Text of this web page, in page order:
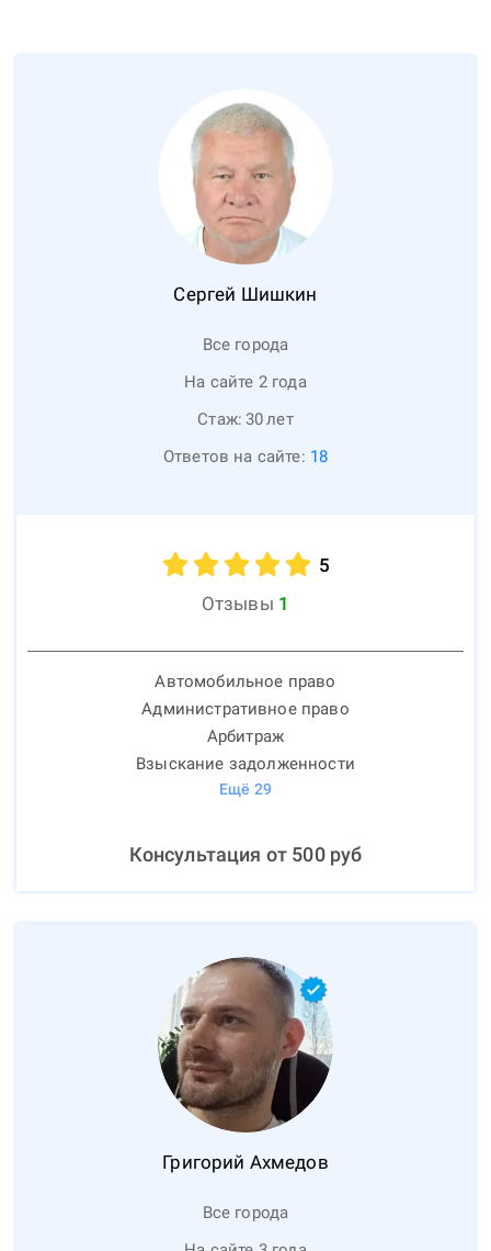
Сергей Шишкин
Все города
На сайте 2 года
Стаж: 30лет
Ответов на сайте: 18
5
Отзывы 1
Автомобильное право
Административное право
Арбитраж
Взыскание задолженности
Ещё 29
Консультация от 500руб
Григорий Ахмедов
Все города